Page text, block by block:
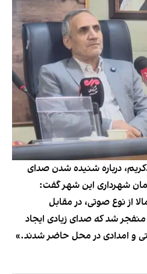
درباره شنیده شدن صدای
شهرداری این شهر گفت:
از نوع صوتی، در مقابل
شد که صدای زیادی ایجاد
و امدادی در محل حاضر شدند.»